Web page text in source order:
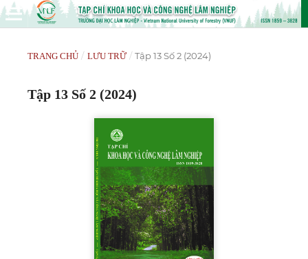
TRANG CHỦ / LƯU TRỮ / Tập 13 Số 2 (2024)
Tập 13 Số 2 (2024)